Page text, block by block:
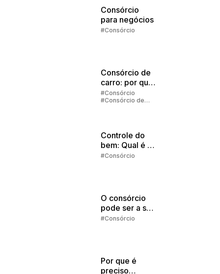
Consórcio
para negócios
#Consórcio
Consórcio de
carro: por que
vale a pena
investir?
#Consórcio
#Consórcio de
Controle do
bem: Qual é o
melhor
#Consórcio
O consórcio
pode ser a sua
melhor
#Consórcio
Por que é
preciso